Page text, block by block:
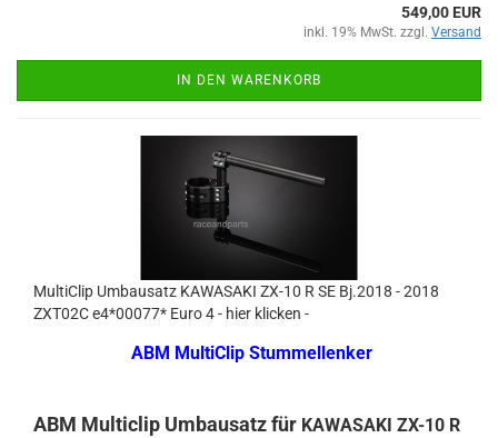
549,00 EUR
inkl. 19% MwSt. zzgl. Versand
IN DEN WARENKORB
MultiClip Umbausatz KAWASAKI ZX-10 R SE Bj.2018 - 2018
ZXT02C e4*00077* Euro 4 - hier klicken -
ABM MultiClip Stummellenker
ABM Multiclip Umbausatz für KAWASAKI ZX-10 R